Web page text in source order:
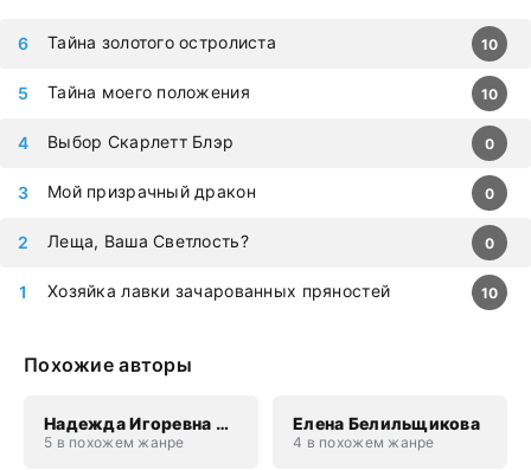
Хозяйка лавки зачарованных пряностей 10
Леща, Ваша Светлость? 0
Мой призрачный дракон 0
Выбор Скарлетт Блэр 0
Тайна моего положения 10
Тайна золотого остролиста 10
Похожие авторы
Надежда Игоревна Соколова
5 в похожем жанре
Елена Белильщикова
4 в похожем жанре